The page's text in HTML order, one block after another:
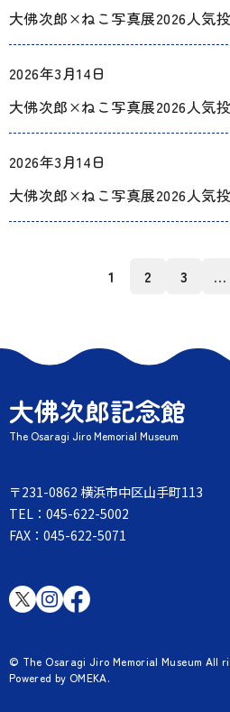
大佛次郎×ねこ写真展2026人気投
2026年3月14日
大佛次郎×ねこ写真展2026人気投
2026年3月14日
大佛次郎×ねこ写真展2026人気投
ー
ン
1 2 3 …
大佛次郎記念館
The Osaragi Jiro Memorial Museum
〒231-0862 横浜市中区山手町113
TEL：045-622-5002
FAX：045-622-5071
© The Osaragi Jiro Memorial Museum All
Powered by OMEKA.